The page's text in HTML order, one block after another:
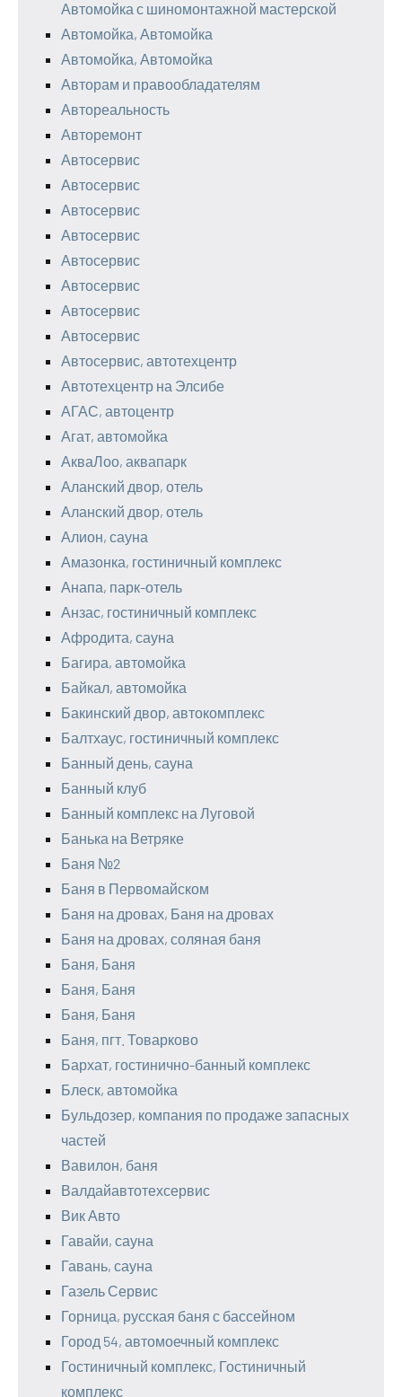
Автомойка с шиномонтажной мастерской
Автомойка, Автомойка
Автомойка, Автомойка
Авторам и правообладателям
Автореальность
Авторемонт
Автосервис
Автосервис
Автосервис
Автосервис
Автосервис
Автосервис
Автосервис
Автосервис
Автосервис, автотехцентр
Автотехцентр на Элсибе
АГАС, автоцентр
Агат, автомойка
АкваЛоо, аквапарк
Аланский двор, отель
Аланский двор, отель
Алион, сауна
Амазонка, гостиничный комплекс
Анапа, парк-отель
Анзас, гостиничный комплекс
Афродита, сауна
Багира, автомойка
Байкал, автомойка
Бакинский двор, автокомплекс
Балтхаус, гостиничный комплекс
Банный день, сауна
Банный клуб
Банный комплекс на Луговой
Банька на Ветряке
Баня №2
Баня в Первомайском
Баня на дровах, Баня на дровах
Баня на дровах, соляная баня
Баня, Баня
Баня, Баня
Баня, Баня
Баня, пгт. Товарково
Бархат, гостинично-банный комплекс
Блеск, автомойка
Бульдозер, компания по продаже запасных
частей
Вавилон, баня
Валдайавтотехсервис
Вик Авто
Гавайи, сауна
Гавань, сауна
Газель Сервис
Горница, русская баня с бассейном
Город 54, автомоечный комплекс
Гостиничный комплекс, Гостиничный
комплекс